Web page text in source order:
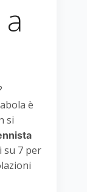
è
si
su 7 per